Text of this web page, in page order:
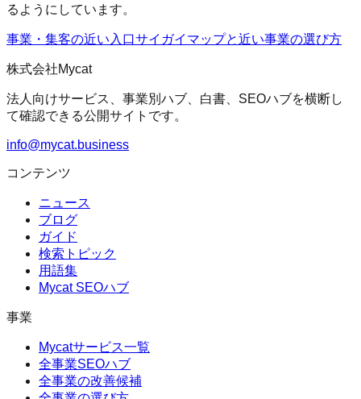
るようにしています。
事業・集客の近い入口サイガイマップと近い事業の選び方
株式会社Mycat
法人向けサービス、事業別ハブ、白書、SEOハブを横断し
て確認できる公開サイトです。
info@mycat.business
コンテンツ
ニュース
ブログ
ガイド
検索トピック
用語集
Mycat SEOハブ
事業
Mycatサービス一覧
全事業SEOハブ
全事業の改善候補